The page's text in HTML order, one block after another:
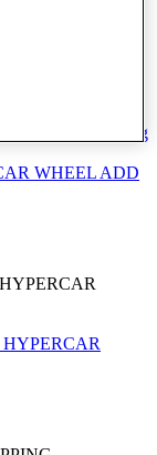
- Button Mapping
WHEEL ADD